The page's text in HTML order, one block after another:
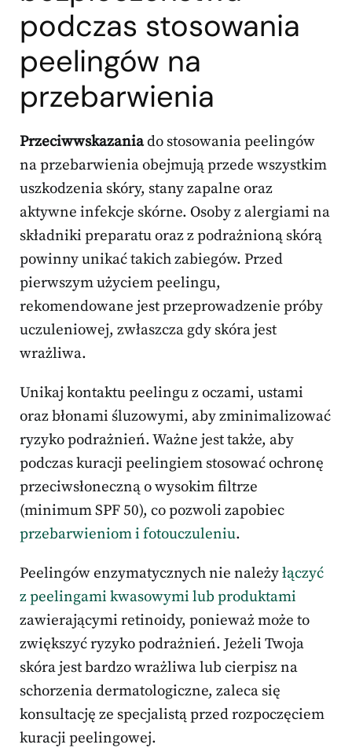
podczas stosowania
peelingów na
przebarwienia
Przeciwwskazaniado stosowania peelingów
na przebarwienia obejmują przede wszystkim
uszkodzenia skóry, stany zapalne oraz
aktywne infekcje skórne. Osoby z alergiami na
składniki preparatu oraz z podrażnioną skórą
powinny unikać takich zabiegów. Przed
pierwszym użyciem peelingu,
rekomendowane jest przeprowadzenie próby
uczuleniowej, zwłaszcza gdy skóra jest
wrażliwa.
Unikaj kontaktu peelingu z oczami, ustami
oraz błonami śluzowymi, aby zminimalizować
ryzyko podrażnień. Ważne jest także, aby
podczas kuracji peelingiem stosować ochronę
przeciwsłoneczną o wysokim filtrze
(minimum SPF 50), co pozwoli zapobiec
przebarwieniom i fotouczuleniu.
Peelingów enzymatycznych nie należyłączyć
z peelingami kwasowymi lub produktami
zawierającymi retinoidy, ponieważ może to
zwiększyć ryzyko podrażnień. Jeżeli Twoja
skóra jest bardzo wrażliwa lub cierpisz na
schorzenia dermatologiczne, zaleca się
konsultację ze specjalistą przed rozpoczęciem
kuracji peelingowej.